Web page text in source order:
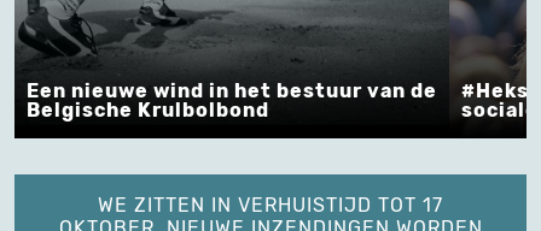
van de
#Heksenstoet Beselare leeft
sociale media !
WE ZITTEN IN VERHUISTIJD TOT 17